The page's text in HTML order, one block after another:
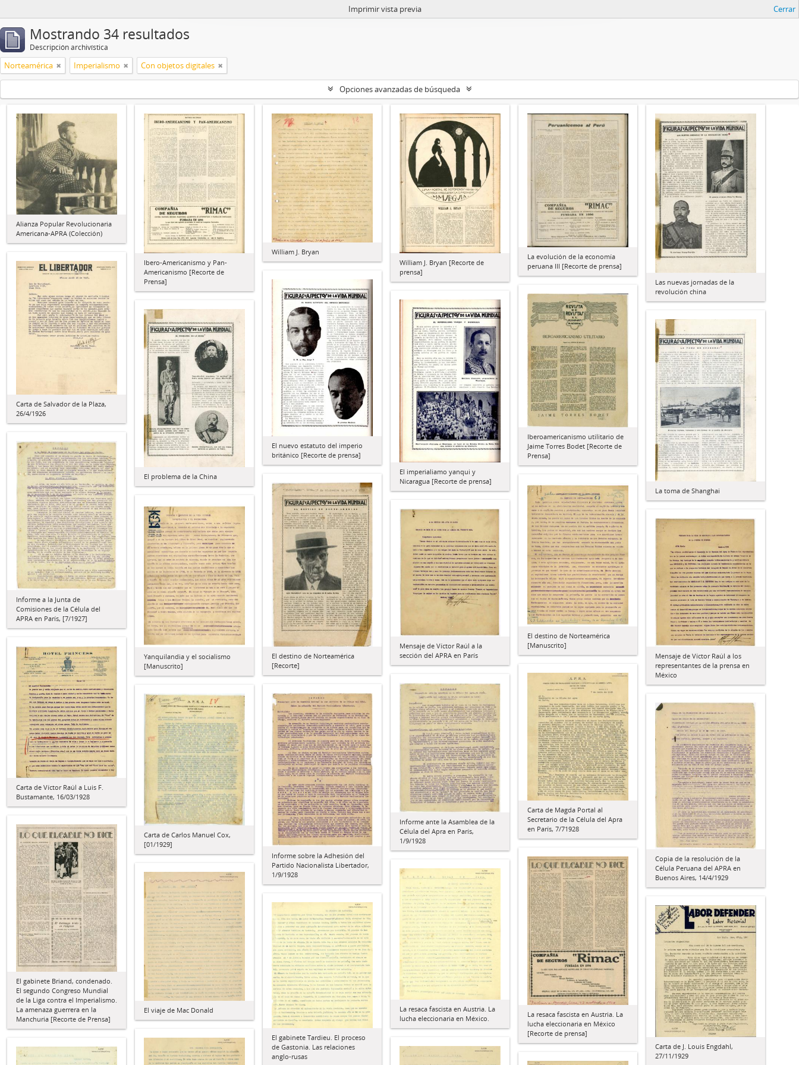
Imprimir vista previa Cerrar
Mostrando 34 resultados
Descripción archivística
Norteamérica Imperialismo Con objetos digitales
Opciones avanzadas de búsqueda
Alianza Popular Revolucionaria
Americana-APRA (Colección)
Ibero-Americanismo y Pan-
Americanismo [Recorte de
Prensa]
William J. Bryan
William J. Bryan [Recorte de
prensa]
La evolución de la economía
peruana III [Recorte de prensa]
Las nuevas jornadas de la
revolución china
Carta de Salvador de la Plaza,
26/4/1926
El nuevo estatuto del imperio
británico [Recorte de prensa]
Iberoamericanismo utilitario de
Jaime Torres Bodet [Recorte de
Prensa]
El imperialiamo yanqui y
Nicaragua [Recorte de prensa]
El problema de la China
La toma de Shanghai
Informe a la Junta de
Comisiones de la Célula del
APRA en París, [7/1927]
El destino de Norteamérica
[Recorte]
El destino de Norteamérica
[Manuscrito]
Yanquilandia y el socialismo
[Manuscrito]
Mensaje de Víctor Raúl a la
sección del APRA en París
Mensaje de Víctor Raúl a los
representantes de la prensa en
México
Carta de Víctor Raúl a Luis F.
Bustamante, 16/03/1928
Carta de Magda Portal al
Secretario de la Célula del Apra
en París, 7/71928
Informe ante la Asamblea de la
Célula del Apra en París,
1/9/1928
Informe sobre la Adhesión del
Partido Nacionalista Libertador,
1/9/1928
Carta de Carlos Manuel Cox,
[01/1929]
Copia de la resolución de la
Célula Peruana del APRA en
Buenos Aires, 14/4/1929
El gabinete Briand, condenado.
El segundo Congreso Mundial
de la Liga contra el Imperialismo.
La amenaza guerrera en la
Manchuria [Recorte de Prensa]
La resaca fascista en Austria. La
lucha eleccionaria en México
[Recorte de prensa]
La resaca fascista en Austria. La
lucha eleccionaria en México.
El viaje de Mac Donald
El gabinete Tardieu. El proceso
de Gastonia. Las relaciones
anglo-rusas
Carta de J. Louis Engdahl,
27/11/1929